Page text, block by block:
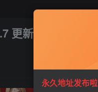
更新版本
永久地址发布啦